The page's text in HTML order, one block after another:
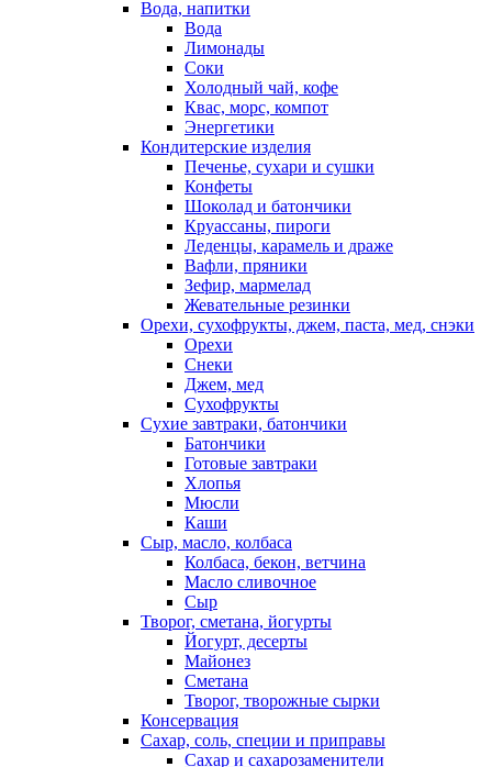
Вода, напитки
Вода
Лимонады
Соки
Холодный чай, кофе
Квас, морс, компот
Энергетики
Кондитерские изделия
Печенье, сухари и сушки
Конфеты
Шоколад и батончики
Круассаны, пироги
Леденцы, карамель и драже
Вафли, пряники
Зефир, мармелад
Жевательные резинки
Орехи, сухофрукты, джем, паста, мед, снэки
Орехи
Снеки
Джем, мед
Сухофрукты
Сухие завтраки, батончики
Батончики
Готовые завтраки
Хлопья
Мюсли
Каши
Сыр, масло, колбаса
Колбаса, бекон, ветчина
Масло сливочное
Сыр
Творог, сметана, йогурты
Йогурт, десерты
Майонез
Сметана
Творог, творожные сырки
Консервация
Сахар, соль, специи и приправы
Сахар и сахарозаменители